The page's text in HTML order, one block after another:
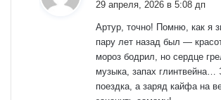
29 апреля, 2026 в 5:08 дп
Артур, точно! Помню, как я
пару лет назад был —
мороз бодрил, но сердце
музыка, запах глинтвейна…
поездка, а заряд кайфа на